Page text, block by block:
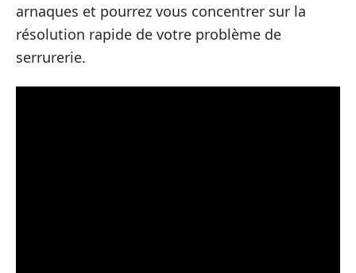
arnaques et pourrez vous concentrer sur la
résolution rapide de votre problème de
serrurerie.